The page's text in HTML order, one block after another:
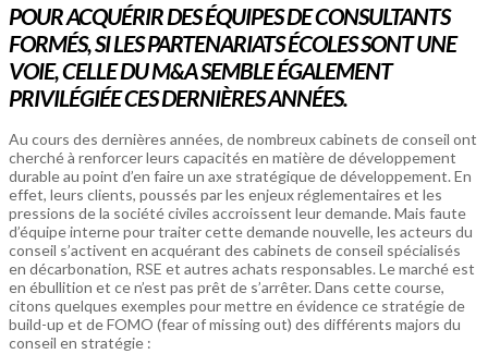
POUR ACQUÉRIR DES ÉQUIPES DE CONSULTANTS
FORMÉS, SI LES PARTENARIATS ÉCOLES SONT UNE
VOIE, CELLE DU M&A SEMBLE ÉGALEMENT
PRIVILÉGIÉE CES DERNIÈRES ANNÉES.
Au cours des dernières années, de nombreux cabinets de conseil ont
cherché à renforcer leurs capacités en matière de développement
durable au point d’en faire un axe stratégique de développement. En
effet, leurs clients, poussés par les enjeux réglementaires et les
pressions de la société civiles accroissent leur demande. Mais faute
d’équipe interne pour traiter cette demande nouvelle, les acteurs du
conseil s’activent en acquérant des cabinets de conseil spécialisés
en décarbonation, RSE et autres achats responsables. Le marché est
en ébullition et ce n’est pas prêt de s’arrêter. Dans cette course,
citons quelques exemples pour mettre en évidence ce stratégie de
build-up et de FOMO (fear of missing out) des différents majors du
conseil en stratégie :